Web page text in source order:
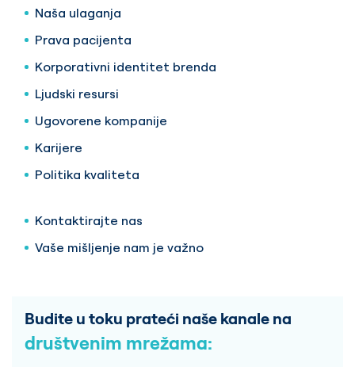
Naša ulaganja
Prava pacijenta
Korporativni identitet brenda
Ljudski resursi
Ugovorene kompanije
Karijere
Politika kvaliteta
Kontaktirajte nas
Vaše mišljenje nam je važno
Budite u toku prateći naše kanale na
društvenim mrežama: